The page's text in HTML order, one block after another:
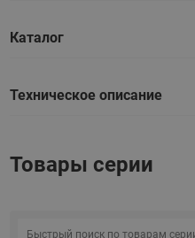
Каталог
Техническое описание
Товары серии